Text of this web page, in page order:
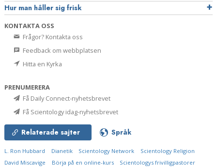
Hur man håller sig frisk
KONTAKTA OSS
Frågor? Kontakta oss
Feedback om webbplatsen
Hitta en Kyrka
PRENUMERERA
Få Daily Connect-nyhetsbrevet
Få Scientology idag-nyhetsbrevet
Relaterade sajter Språk
L. Ron Hubbard Dianetik Scientology Network
Scientology Religion
David Miscavige
Börja på en online-kurs Scientologys frivilligpastorer